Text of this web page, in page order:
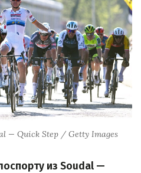
— Quick Step / Getty Images
из Soudal —